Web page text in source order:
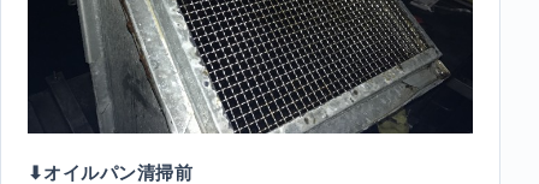
⬇︎オイルパン清掃前